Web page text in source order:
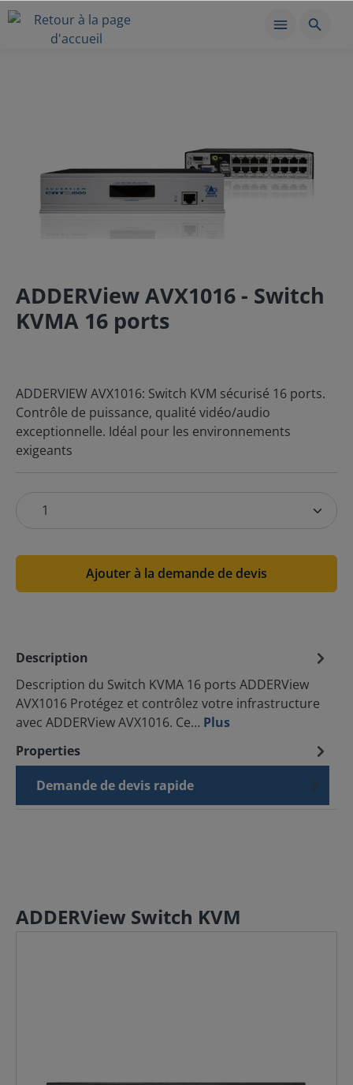
ADDERView AVX1016 - Switch
KVMA 16 ports
ADDERVIEW AVX1016: Switch KVM sécurisé 16 ports.
Contrôle de puissance, qualité vidéo/audio
exceptionnelle. Idéal pour les environnements
exigeants
Ajouter à la demande de devis
Description
Description du Switch KVMA 16 ports ADDERView
AVX1016 Protégez et contrôlez votre infrastructure
avec ADDERView AVX1016. Ce… Plus
Properties
Demande de devis rapide
ADDERView Switch KVM